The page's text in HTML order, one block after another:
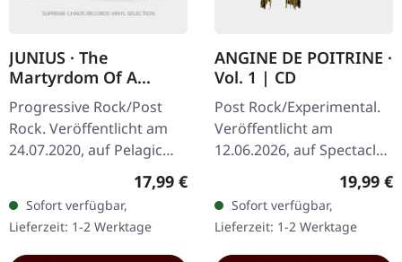
JUNIUS · The
Martyrdom Of A
Catastrophist | BLACK
2LP
Progressive Rock/Post
Rock. Veröffentlicht am
24.07.2020, auf Pelagic
Records. Schwarzes
Doppel-Vinyl im Gatefold-
Cover mit
großflächigem…
Regulärer Preis:
17,99 €
Sofort verfügbar,
Lieferzeit: 1-2 Werktage
ANGINE DE POITRINE ·
Vol. 1 | CD
Post Rock/Experimental.
Veröffentlicht am
12.06.2026, auf Spectacle
Bonzai. CD im Standard-
Jewelcase. Angine De
Poitrine liefern mit „Vol. I"
eine…
19,99 €
Sofort verfügbar,
Lieferzeit: 1-2 Werktage